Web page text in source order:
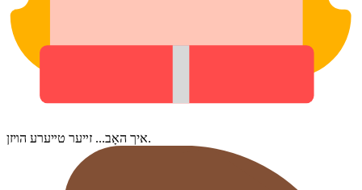
איך האָב... זײער טײערע הױזן.